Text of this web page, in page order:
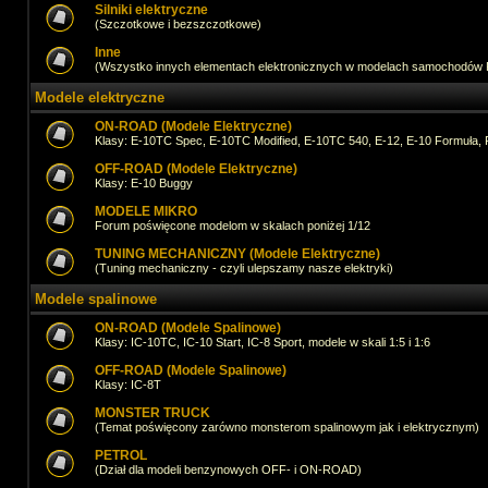
Silniki elektryczne
(Szczotkowe i bezszczotkowe)
Inne
(Wszystko innych elementach elektronicznych w modelach samochodów
Modele elektryczne
ON-ROAD (Modele Elektryczne)
Klasy: E-10TC Spec, E-10TC Modified, E-10TC 540, E-12, E-10 Formuła,
OFF-ROAD (Modele Elektryczne)
Klasy: E-10 Buggy
MODELE MIKRO
Forum poświęcone modelom w skalach poniżej 1/12
TUNING MECHANICZNY (Modele Elektryczne)
(Tuning mechaniczny - czyli ulepszamy nasze elektryki)
Modele spalinowe
ON-ROAD (Modele Spalinowe)
Klasy: IC-10TC, IC-10 Start, IC-8 Sport, modele w skali 1:5 i 1:6
OFF-ROAD (Modele Spalinowe)
Klasy: IC-8T
MONSTER TRUCK
(Temat poświęcony zarówno monsterom spalinowym jak i elektrycznym)
PETROL
(Dział dla modeli benzynowych OFF- i ON-ROAD)